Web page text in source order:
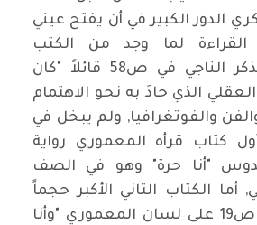
الدور الكبير في أن يفتح عيني
لما وجد من الكتب
الموفورة لديه, يذكر الناجي في ص58 قائلاً "كان
الذي حادَ به نحو الاهتمام
والفوتغرافيا, ولم يبخل في
كتاب قرأه المعموري رواية
"أنا حرة" وهو في الصف
أما الكتاب الثاني الأكبر حجماً
فيذكر الناجي في ص19 على لسان المعموري "وأنا